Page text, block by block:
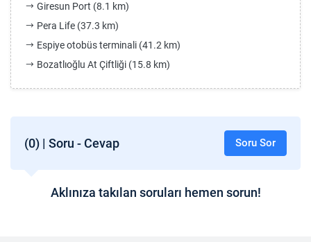
Giresun Port (8.1 km)
Pera Life (37.3 km)
Espiye otobüs terminali (41.2 km)
Bozatlıoğlu At Çiftliği (15.8 km)
(0) | Soru - Cevap Soru Sor
Aklınıza takılan soruları hemen sorun!